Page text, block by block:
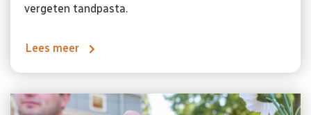
vergeten tandpasta.
Lees meer